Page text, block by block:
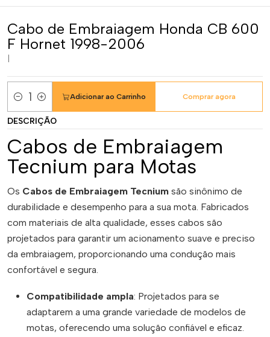
Cabo de Embraiagem Honda CB 600
F Hornet 1998-2006
Quantidade
Adicionar ao Carrinho Comprar agora
DESCRIÇÃO
Cabos de Embraiagem
Tecnium para Motas
Os Cabos de Embraiagem Tecnium são sinônimo de
durabilidade e desempenho para a sua mota. Fabricados
com materiais de alta qualidade, esses cabos são
projetados para garantir um acionamento suave e preciso
da embraiagem, proporcionando uma condução mais
confortável e segura.
Compatibilidade ampla: Projetados para se
adaptarem a uma grande variedade de modelos de
motas, oferecendo uma solução confiável e eficaz.